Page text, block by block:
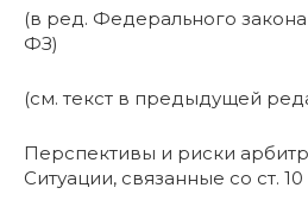
(в ред. Федерального закона
ФЗ)
(см. текст в предыдущей
Перспективы и риски
Ситуации, связанные со ст. 10